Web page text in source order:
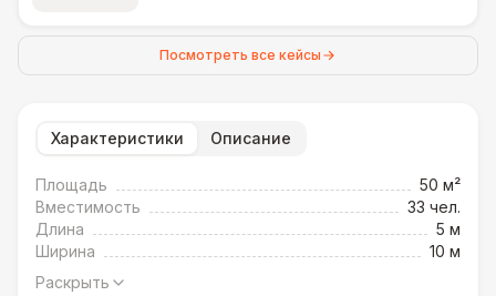
Посмотреть все кейсы
Характеристики Описание
Площадь
50 м²
Вместимость
33 чел.
Длина
5 м
Ширина
10 м
Раскрыть